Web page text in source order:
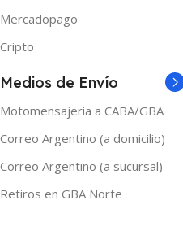
Mercadopago
Cripto
Medios de Envío
Motomensajeria a CABA/GBA
Correo Argentino (a domicilio)
Correo Argentino (a sucursal)
Retiros en GBA Norte